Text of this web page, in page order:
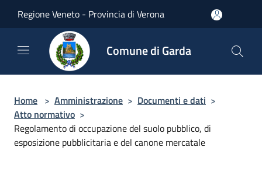
Regione Veneto - Provincia di Verona
Comune di Garda
Home > Amministrazione > Documenti e dati >
Atto normativo >
Regolamento di occupazione del suolo pubblico, di
esposizione pubblicitaria e del canone mercatale